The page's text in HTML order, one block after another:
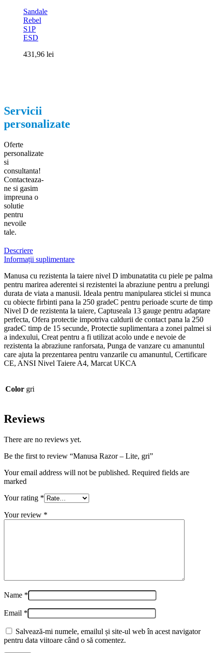
Sandale
Rebel
S1P
ESD
431,96 lei
Servicii
personalizate
Oferte
personalizate
si
consultanta!
Contacteaza-
ne si gasim
impreuna o
solutie
pentru
nevoile
tale.
Descriere
Informații suplimentare
Manusa cu rezistenta la taiere nivel D imbunatatita cu piele pe palma
pentru marirea aderentei si rezistentei la abraziune pentru a prelungi
durata de viata a manusii. Ideala pentru manipularea sticlei si munca
cu obiecte firbinti pana la 250 gradeC pentru perioade scurte de timp
Nivel D de rezistenta la taiere, Captuseala 13 gauge pentru adaptare
perfecta, Ofera protectie impotriva caldurii de contact pana la 250
gradeC timp de 15 secunde, Protectie suplimentara a zonei palmei si
a indexului, Creat pentru a fi utilizat acolo unde e nevoie de
rezistenta la abraziune ranforsata, Punga de vanzare cu amanuntul
care ajuta la prezentarea pentru vanzarile cu amanuntul, Certificare
CE, ANSI Nivel Taiere A4, Marcat UKCA
Color gri
Reviews
There are no reviews yet.
Be the first to review “Manusa Razor – Lite, gri”
Your email address will not be published. Required fields are
marked
Your rating *
Your review *
Name *
Email *
Salvează-mi numele, emailul și site-ul web în acest navigator
pentru data viitoare când o să comentez.